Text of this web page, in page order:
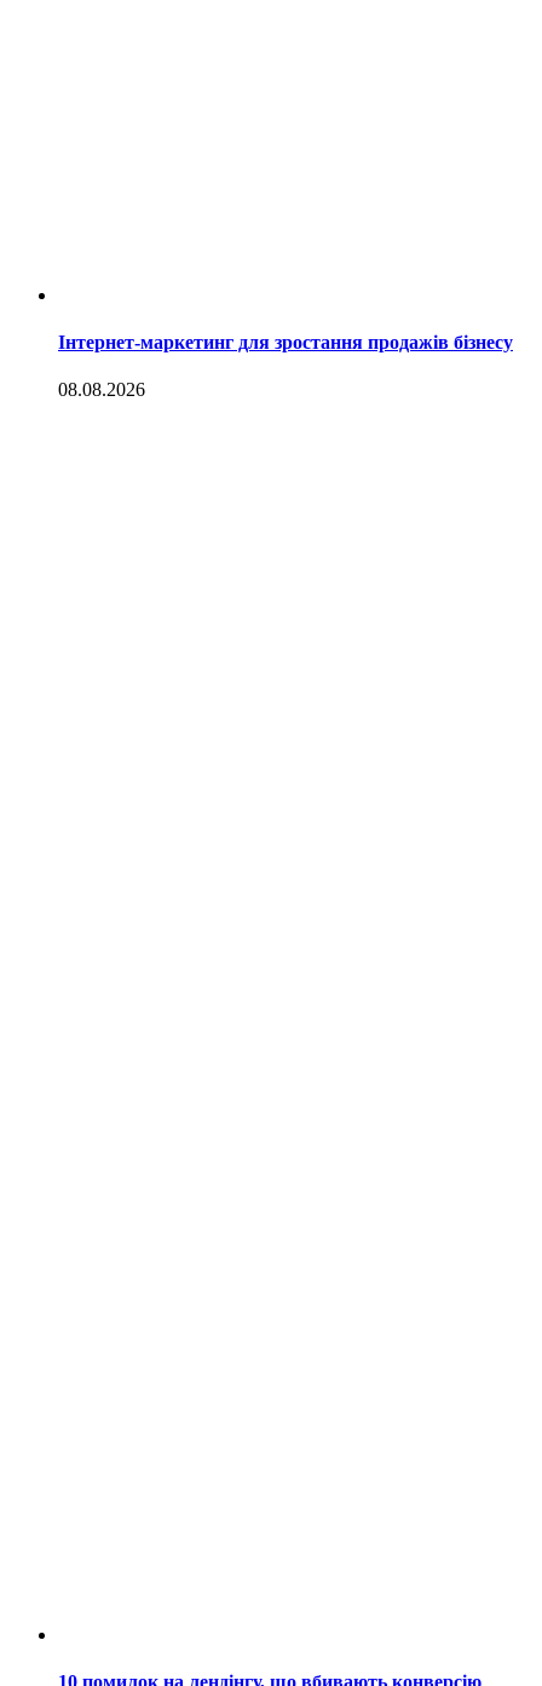
Інтернет-маркетинг для зростання продажів бізнесу
08.08.2026